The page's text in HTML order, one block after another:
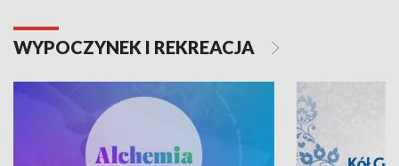
WYPOCZYNEK I REKREACJA